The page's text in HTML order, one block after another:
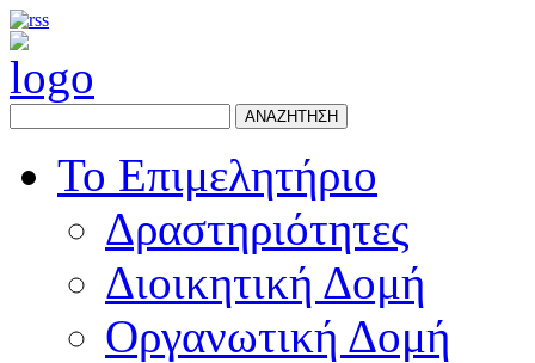
ΑΝΑΖΗΤΗΣΗ
Το Επιμελητήριο
Δραστηριότητες
Διοικητική Δομή
Οργανωτική Δομή